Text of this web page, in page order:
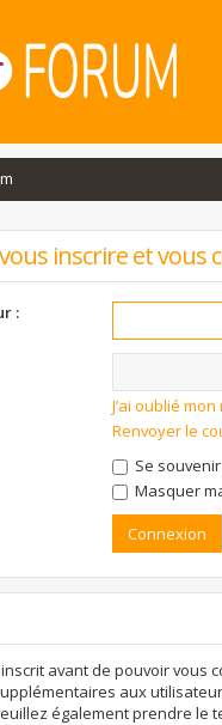
inscrire et
:
J’ai oublié
Renvoyer le
Se
Masquer
avant de pouvoir vous
aux
également prendre le